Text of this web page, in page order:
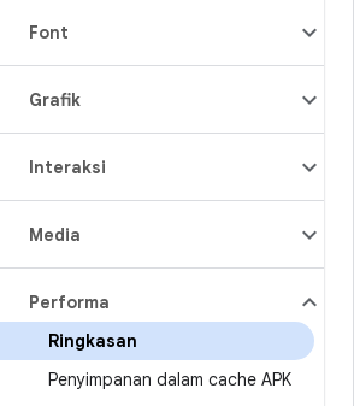
Font
Grafik
Interaksi
Media
Performa
Ringkasan
Penyimpanan dalam cache APK